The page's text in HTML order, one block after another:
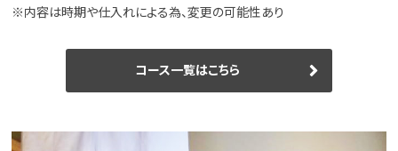
※内容は時期や仕入れによる為、変更の可能性あり
コース一覧はこちら